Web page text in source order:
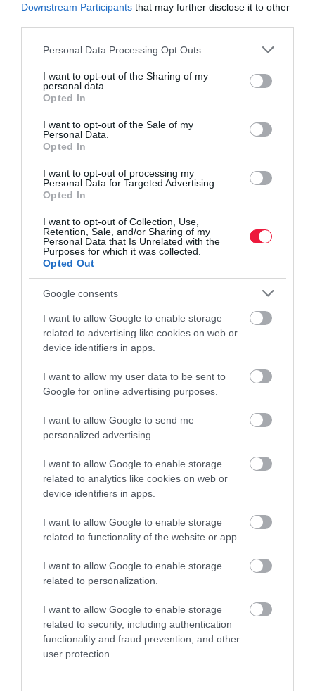
Downstream Participants that may further disclose it to other
Please note that this website/app uses one or more Google
not limited to your visit or usage behaviour. You may click to
grant or deny consent to Google and its third-party tags to
use your data for below specified purposes in below Google
consent section.
Personal Data Processing Opt Outs
I want to opt-out of the Sharing of my
personal data.
Opted In
I want to opt-out of the Sale of my
Personal Data.
Opted In
I want to opt-out of processing my
Personal Data for Targeted Advertising.
Opted In
I want to opt-out of Collection, Use,
Retention, Sale, and/or Sharing of my
Personal Data that Is Unrelated with the
Purposes for which it was collected.
Opted Out
Google consents
I want to allow Google to enable storage
related to advertising like cookies on web or
device identifiers in apps.
I want to allow my user data to be sent to
Google for online advertising purposes.
I want to allow Google to send me
personalized advertising.
I want to allow Google to enable storage
related to analytics like cookies on web or
device identifiers in apps.
I want to allow Google to enable storage
related to functionality of the website or app.
I want to allow Google to enable storage
related to personalization.
I want to allow Google to enable storage
related to security, including authentication
functionality and fraud prevention, and other
user protection.
5 gyümölcs a bélrendszer egészségéért
gyümölcsösökben
Útszéli módszerek az útszéli gyümölcsárusoknál,
lecsapott a hatóság
szedd magad
Mérséklődik a forróság, de kevés csapadék érkezik
Öt-tíz fokot csökken ma a napi csúcshőmérséklet csütörtökhöz
képest. Kevés csapadék várható, a jövő hét pedig ismét száraz időt